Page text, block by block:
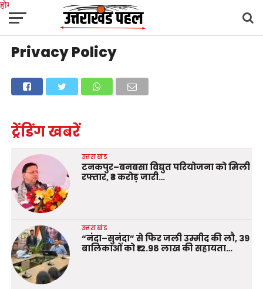
होम
उत्तराखंडअल्मोड़ाउत्तरकाशीउधम सिंह नगरचंपावतचमोलीटिहरी गढ़वाल
देहरादूननैनीतालपिथौरागढ़पौड़ी गढ़वाल
मनोरंजन
Privacy Policy
ट्रेंडिंग खबरें
उत्तराखंड
टनकपुर–बनबसा विद्युत परियोजना को मिली
रफ्तार, ₹3 करोड़ जारी…
उत्तराखंड
“नंदा–सुनंदा” से फिर जली उम्मीद की लौ, 39
बालिकाओं को ₹12.98 लाख की सहायता…